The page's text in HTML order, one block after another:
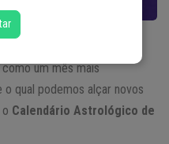
e profundamente
um mês mais
qual podemos alçar novos
Calendário Astrológico de